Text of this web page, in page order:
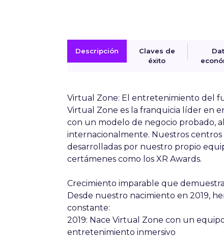
Descripción
Claves de
éxito
Virtual Zone: El entretenimiento del
Virtual Zone es la franquicia líder en
con un modelo de negocio probado,
internacionalmente. Nuestros
desarrolladas por nuestro propio
certámenes como los XR Awards.
Crecimiento imparable que
Desde nuestro nacimiento en 2019,
constante:
2019: Nace Virtual Zone con un
entretenimiento inmersivo